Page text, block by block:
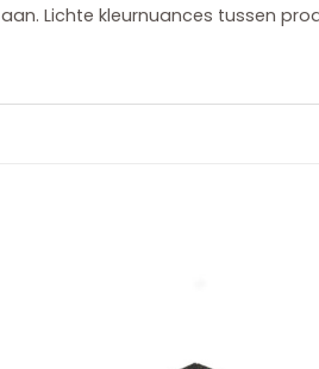
aan. Lichte kleurnuances tussen